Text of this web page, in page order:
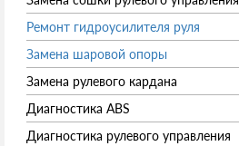
Ремонт гидроусилителя руля
Замена шаровой опоры
Замена рулевого кардана
Диагностика ABS
Диагностика рулевого управления